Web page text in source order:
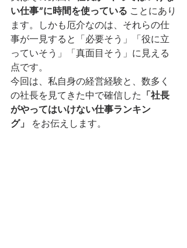
い仕事”に時間を使っている ことにあり
ます。しかも厄介なのは、それらの仕
事が一見すると「必要そう」「役に立
っていそう」「真面目そう」に見える
点です。
今回は、私自身の経営経験と、数多く
の社長を見てきた中で確信した 「社長
がやってはいけない仕事ランキン
グ」
をお伝えします。